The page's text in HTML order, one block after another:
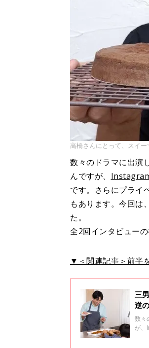
高橋さんにとって、スイー
数々のドラマに出演
んですが、
です。さらにプライ
もあります。今回は
た。
全2回インタビューの
▼＜関連記事＞前半
三
逆
数々
が、